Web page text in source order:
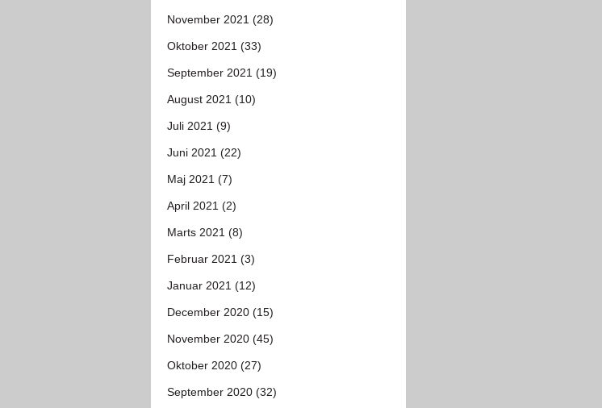
November 2021 (28)
Oktober 2021 (33)
September 2021 (19)
August 2021 (10)
Juli 2021 (9)
Juni 2021 (22)
Maj 2021 (7)
April 2021 (2)
Marts 2021 (8)
Februar 2021 (3)
Januar 2021 (12)
December 2020 (15)
November 2020 (45)
Oktober 2020 (27)
September 2020 (32)